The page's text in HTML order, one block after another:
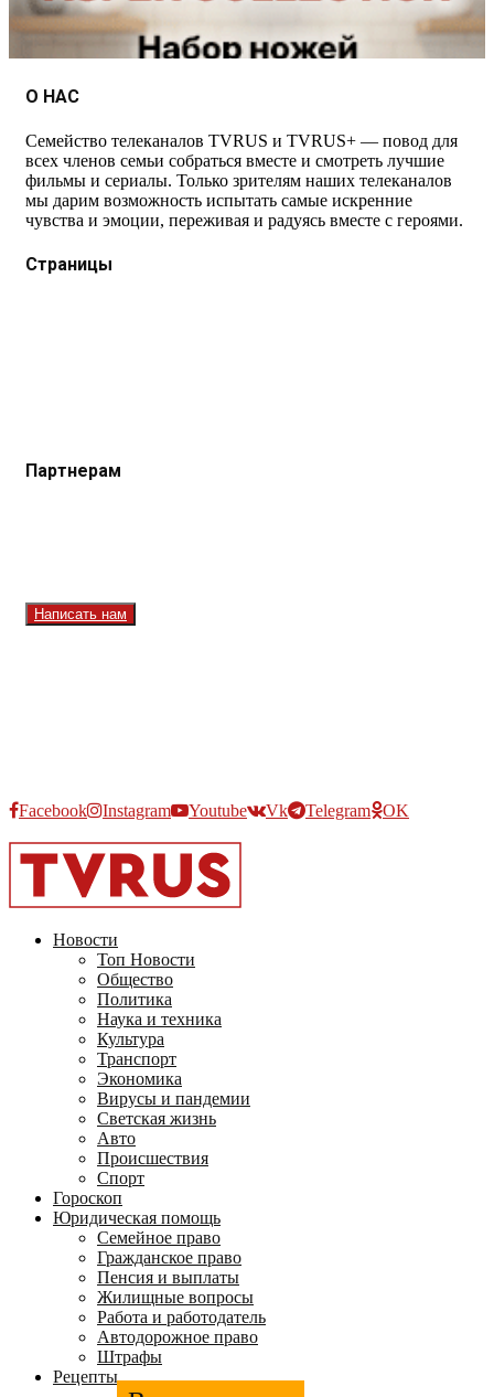
О НАС
Семейство телеканалов TVRUS и TVRUS+ — повод для
всех членов семьи собраться вместе и смотреть лучшие
фильмы и сериалы. Только зрителям наших телеканалов
мы дарим возможность испытать самые искренние
чувства и эмоции, переживая и радуясь вместе с героями.
Страницы
Партнерам
Написать нам
Facebook Instagram Youtube Vk Telegram
OK
Новости
Топ Новости
Общество
Политика
Наука и техника
Культура
Транспорт
Экономика
Вирусы и пандемии
Светская жизнь
Авто
Происшествия
Спорт
Гороскоп
Юридическая помощь
Семейное право
Гражданское право
Пенсия и выплаты
Жилищные вопросы
Работа и работодатель
Автодорожное право
Штрафы
Рецепты